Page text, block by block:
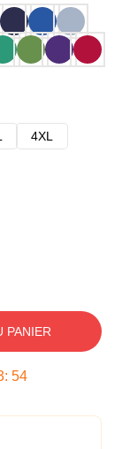
4XL
PANIER
: 54